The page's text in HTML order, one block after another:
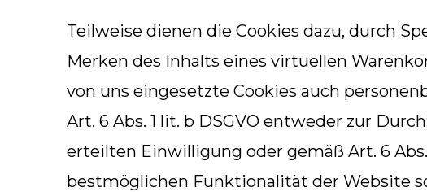
Teilweise dienen die Cookies dazu, durch
Merken des Inhalts eines virtuellen
von uns eingesetzte Cookies auch
Art. 6 Abs. 1 lit. b DSGVO entweder zur
erteilten Einwilligung oder gemäß Art. 6
bestmöglichen Funktionalität der Website